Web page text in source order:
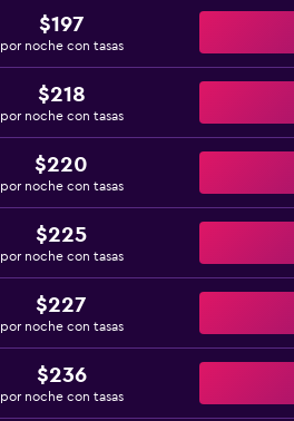
$197
por noche con tasas
$218
por noche con tasas
$220
por noche con tasas
$225
por noche con tasas
$227
por noche con tasas
$236
por noche con tasas